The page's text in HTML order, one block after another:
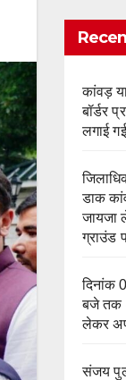
कांवड़
बॉर्डर
लगाई
डाक
जायजा
ग्राउंड
दिनांक
बजे तक
लेकर
संजय